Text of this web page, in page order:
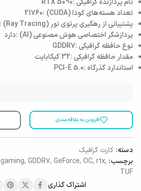
نام پردازنده گرافیکی :RTX 5090
تعداد هسته‌های کودا (CUDA) :
21760
پشتیبانی از رهگیری پرتوی نور (Ray Tracing) :
پردازشگر اختصاصی هوش مصنوعی (AI) :
دارد
نوع حافظه گرافیکی :GDDR7
مقدار حافظه گرافیکی :32 گیگابایت
استاندارد گذرگاه :PCI-E 5.0
افزودن به علاقه مندی
دسته: کارت گرافیک
برچسب:
gaming, GDDR7, GeForce, OC, rtx,
TUF
اشتراک گذاری